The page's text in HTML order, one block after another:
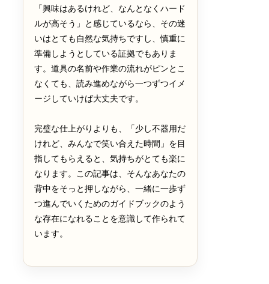
「興味はあるけれど、なんとなくハード
ルが高そう」と感じているなら、その迷
いはとても自然な気持ちですし、慎重に
準備しようとしている証拠でもありま
す。道具の名前や作業の流れがピンとこ
なくても、読み進めながら一つずつイメ
ージしていけば大丈夫です。
完璧な仕上がりよりも、「少し不器用だ
けれど、みんなで笑い合えた時間」を目
指してもらえると、気持ちがとても楽に
なります。この記事は、そんなあなたの
背中をそっと押しながら、一緒に一歩ず
つ進んでいくためのガイドブックのよう
な存在になれることを意識して作られて
います。